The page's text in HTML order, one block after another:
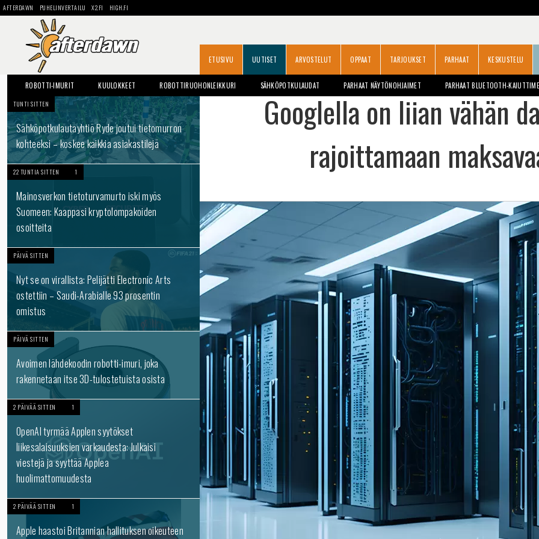
AFTERDAWN PUHELINVERTAILU X2.FI HIGH.FI
ETUSIVU UUTISET ARVOSTELUT OPPAAT TARJOUKSET PARHAAT KESKUSTELU
ROBOTTI-IMURIT KUULOKKEET ROBOTTIRUOHONLEIKKURI SÄHKÖPOTKULAUDAT PARHAAT NÄYTÖNOHJAIMET PARHAAT BLUETOOTH-
TUNTI SITTEN
Sähköpotkulautayhtiö Ryde joutui tietomurron
kohteeksi – koskee kaikkia asiakastilejä
22 TUNTIA SITTEN 1
Mainosverkon tietoturvamurto iski myös
Suomeen: Kaappasi kryptolompakoiden
osoitteita
PÄIVÄ SITTEN
Nyt se on virallista: Pelijätti Electronic Arts
ostettiin – Saudi-Arabialle 93 prosentin
omistus
PÄIVÄ SITTEN
Avoimen lähdekoodin robotti-imuri, joka
rakennetaan itse 3D-tulostetuista osista
2 PÄIVÄÄ SITTEN 1
OpenAI tyrmää Applen syytökset
liikesalaisuuksien varkaudesta: Julkaisi
viestejä ja syyttää Applea
huolimattomuudesta
2 PÄIVÄÄ SITTEN 1
Apple haastoi Britannian hallituksen oikeuteen
Googlella on liian vähän
rajoittamaan